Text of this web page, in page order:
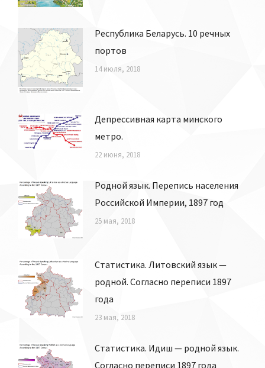
Республика Беларусь. 10 речных
портов
14 июля, 2018
Депрессивная карта минского
метро.
22 июня, 2018
Родной язык. Перепись населения
Российской Империи, 1897 год
25 мая, 2018
Статистика. Литовский язык —
родной. Согласно переписи 1897
года
23 мая, 2018
Статистика. Идиш — родной язык.
Согласно переписи 1897 года